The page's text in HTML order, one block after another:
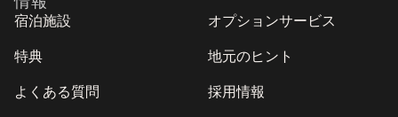
宿泊施設
オプションサービス
特典
地元のヒント
よくある質問
採用情報